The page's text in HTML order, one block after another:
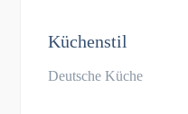
Küchenstil
Deutsche Küche